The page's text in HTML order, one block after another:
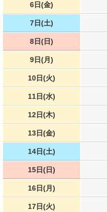
6日(金)
7日(土)
8日(日)
9日(月)
10日(火)
11日(水)
12日(木)
13日(金)
14日(土)
15日(日)
16日(月)
17日(火)